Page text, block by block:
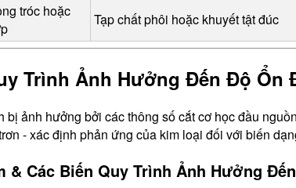
tróc hoặc
Tạp chất phôi hoặc khuyết tật đúc
Trình Ảnh Hưởng Đến Độ Ổn
bị ảnh hưởng bởi các thông số cắt cơ học đầu
- xác định phản ứng của kim loại đối với biến
& Các Biến Quy Trình Ảnh Hưởng